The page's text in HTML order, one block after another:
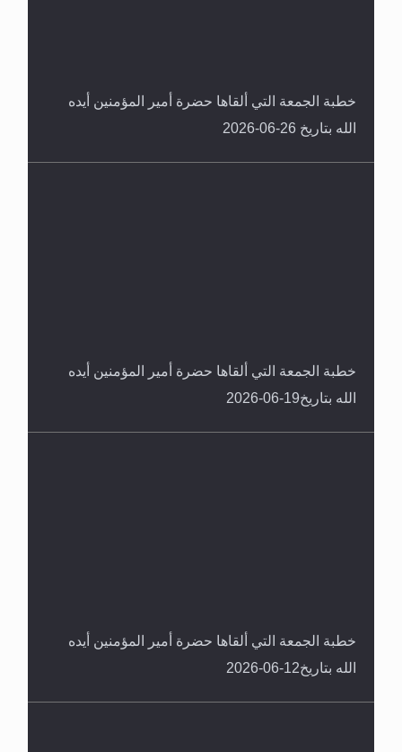
خطبة الجمعة التي ألقاها حضرة أمير المؤمنين أيده
الله بتاريخ 26-06-2026
خطبة الجمعة التي ألقاها حضرة أمير المؤمنين أيده
الله بتاريخ19-06-2026
خطبة الجمعة التي ألقاها حضرة أمير المؤمنين أيده
الله بتاريخ12-06-2026